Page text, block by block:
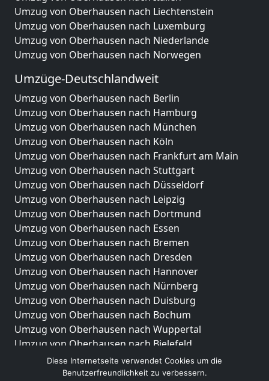
Umzug von Oberhausen nach Liechtenstein
Umzug von Oberhausen nach Luxemburg
Umzug von Oberhausen nach Niederlande
Umzug von Oberhausen nach Norwegen
Umzüge-Deutschlandweit
Umzug von Oberhausen nach Berlin
Umzug von Oberhausen nach Hamburg
Umzug von Oberhausen nach München
Umzug von Oberhausen nach Köln
Umzug von Oberhausen nach Frankfurt am Main
Umzug von Oberhausen nach Stuttgart
Umzug von Oberhausen nach Düsseldorf
Umzug von Oberhausen nach Leipzig
Umzug von Oberhausen nach Dortmund
Umzug von Oberhausen nach Essen
Umzug von Oberhausen nach Bremen
Umzug von Oberhausen nach Dresden
Umzug von Oberhausen nach Hannover
Umzug von Oberhausen nach Nürnberg
Umzug von Oberhausen nach Duisburg
Umzug von Oberhausen nach Bochum
Umzug von Oberhausen nach Wuppertal
Umzug von Oberhausen nach Bielefeld
Umzug von Oberhausen nach Bonn
Umzug von Oberhausen nach Münster
Diese Internetseite verwendet Cookies um die
Benutzerfreundlichkeit zu verbessern.